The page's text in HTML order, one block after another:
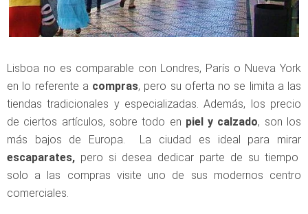
Lisboa no es comparable con Londres, París o Nueva York
en lo referente a compras, pero su oferta no se limita a las
tiendas tradicionales y especializadas. Además, los precio
de ciertos artículos, sobre todo en piel y calzado, son los
más bajos de Europa. La ciudad es ideal para mirar
escaparates, pero si desea dedicar parte de su tiempo
solo a las compras visite uno de sus modernos centro
comerciales.